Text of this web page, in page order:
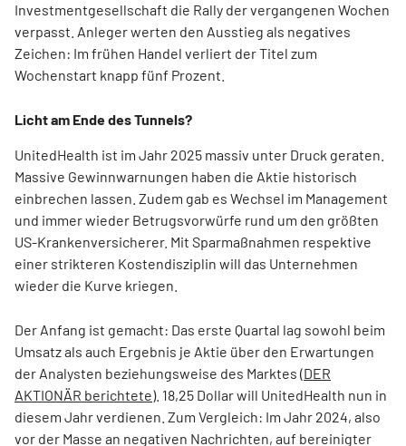
Investmentgesellschaft die Rally der vergangenen Wochen
verpasst. Anleger werten den Ausstieg als negatives
Zeichen: Im frühen Handel verliert der Titel zum
Wochenstart knapp fünf Prozent.
Licht am Ende des Tunnels?
UnitedHealth ist im Jahr 2025 massiv unter Druck geraten.
Massive Gewinnwarnungen haben die Aktie historisch
einbrechen lassen. Zudem gab es Wechsel im Management
und immer wieder Betrugsvorwürfe rund um den größten
US-Krankenversicherer. Mit Sparmaßnahmen respektive
einer strikteren Kostendisziplin will das Unternehmen
wieder die Kurve kriegen.
Der Anfang ist gemacht: Das erste Quartal lag sowohl beim
Umsatz als auch Ergebnis je Aktie über den Erwartungen
der Analysten beziehungsweise des Marktes (DER
AKTIONÄR berichtete). 18,25 Dollar will UnitedHealth nun in
diesem Jahr verdienen. Zum Vergleich: Im Jahr 2024, also
vor der Masse an negativen Nachrichten, auf bereinigter